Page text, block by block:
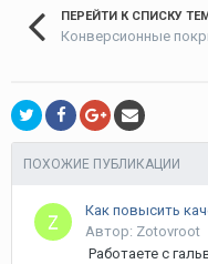
ПЕРЕЙТИ К СПИСКУ
Конверсионные
ПОХОЖИЕ ПУБЛИКАЦИИ
Автор: Zotovroot
Работаете с